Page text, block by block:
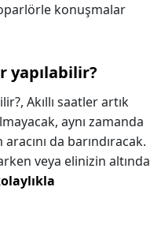
konuşmalar
yapılabilir?
Akıllı saatler artık
aynı zamanda
da barındıracak.
veya elinizin altında